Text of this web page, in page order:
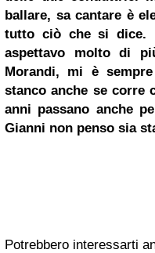
ballare, sa cantare è
tutto ciò che si dice.
aspettavo molto di
Morandi, mi è
stanco anche se corre
anni passano anche
Gianni non penso sia
Potrebbero interessarti